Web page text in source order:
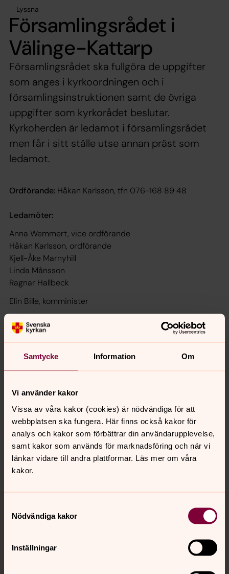
Samtycke Information Om
Vi använder kakor
Vissa av våra kakor (cookies) är nödvändiga för att
webbplatsen ska fungera. Här finns också kakor för
analys och kakor som förbättrar din användarupplevelse,
samt kakor som används för marknadsföring och när vi
länkar vidare till andra plattformar. Läs mer om våra
kakor.
Nödvändiga kakor
Inställningar
Lyssna
Församlingsrådet i
Välinge-Kattarp
Församlingsrådet ska fullgöra de uppgifter
som anges i kyrkoordningen och i
församlingsinstruktionen samt de övriga
uppgifter som kyrkorådet beslutar.
Kyrkoherden är ledamot i församlingsrådet
men får i sitt ställe utse annan präst som
ledamot.
Ordförande: Håkan Karlsson, tfn 076-168 89 48
Ledamöter:
Anna Wemmert, vice ordförande
Håkan Karlsson, ordförande
Kjell-Åke Marnyhill
Linda Månsson
Ragnar Hallbeck
Elin Bille, komminister
Ersättare:
Jeya Marnyhill
Senast ändrad 30 juli 2026
Synpunkter eller frågor på sidans
innehåll?
allerums.pastorat@svenskakyrkan.se
Dela
Tillbaka till toppen
Tillbaka till innehållet
Kontakt